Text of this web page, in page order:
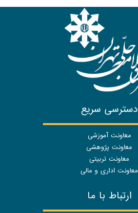
دسترسی سریع
معاونت آموزشی
معاونت پژوهشی
معاونت تربیتی
معاونت اداری و مالی
ارتباط با ما